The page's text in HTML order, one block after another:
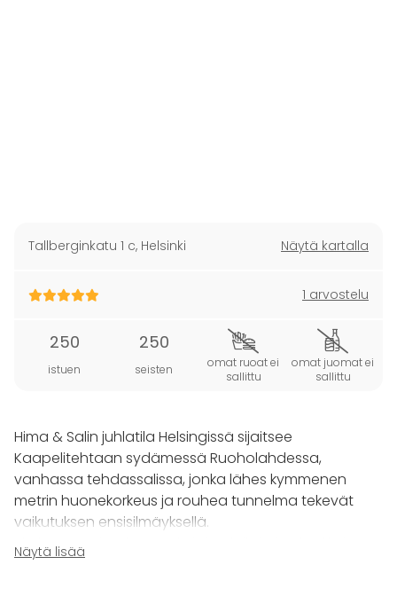
Tallberginkatu 1 c, Helsinki Näytä kartalla
1 arvostelu
250
istuen
250
seisten
omat ruoat ei
sallittu
omat juomat ei
sallittu
Hima & Salin juhlatila Helsingissä sijaitsee
Kaapelitehtaan sydämessä Ruoholahdessa,
vanhassa tehdassalissa, jonka lähes kymmenen
metrin huonekorkeus ja rouhea tunnelma tekevät
vaikutuksen ensisilmäyksellä.
Yhdessä ravintolamme keittiön loihtimien herkkujen
kanssa Hima & Sali on tyylikäs ja persoonallinen
Näytä lisää